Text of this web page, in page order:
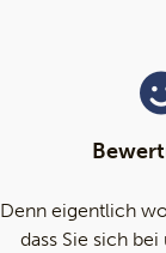
Denn eigentlich
dass Sie sich